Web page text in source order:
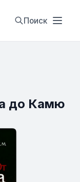
Поиск
до Камю